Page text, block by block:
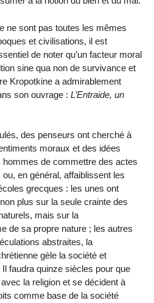
ne sont pas toutes les mêmes
et civilisations, il est
de noter qu’un facteur moral
sine qua non de survivance et
Kropot­kine a admirablement
son ouvrage : L’Entraide, un
des penseurs ont cherché à
moraux et des idées
de commettre des actes
en général, affaiblissent les
grecques : les unes ont
plus sur la seule crainte des
mais sur la
de sa propre nature ; les autres
abstraites, la
gèle la société et
faudra quinze siècles pour que
la religion et se décident à
comme base de la société